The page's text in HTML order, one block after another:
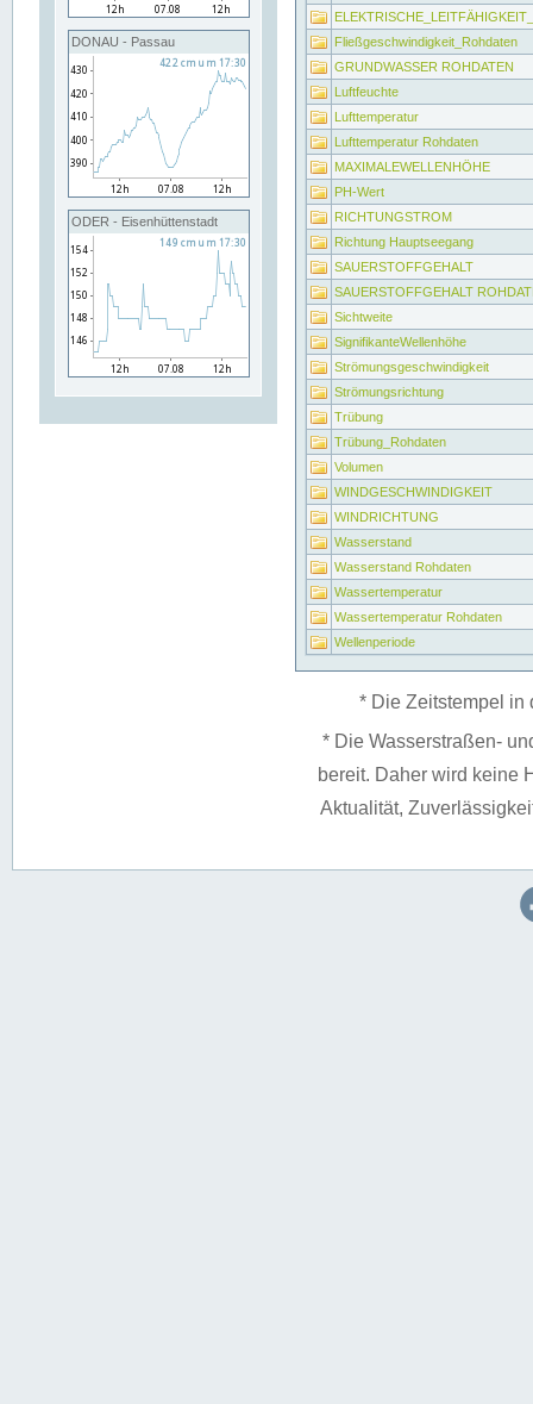
DONAU - Passau
ODER - Eisenhüttenstadt
Fließgeschwindigkeit_Rohdaten
GRUNDWASSER ROHDATEN
Luftfeuchte
Lufttemperatur
Lufttemperatur Rohdaten
MAXIMALEWELLENHÖHE
PH-Wert
RICHTUNGSTROM
Richtung Hauptseegang
SAUERSTOFFGEHALT
SAUERSTOFFGEHALT
Sichtweite
SignifikanteWellenhöhe
Strömungsgeschwindigkeit
Strömungsrichtung
Trübung
Trübung_Rohdaten
Volumen
WINDGESCHWINDIGKEIT
WINDRICHTUNG
Wasserstand
Wasserstand Rohdaten
Wassertemperatur
Wassertemperatur Rohdaten
Wellenperiode
* Die Zeitstempel in
* Die Wasserstraßen-
bereit. Daher wird keine
Aktualität,